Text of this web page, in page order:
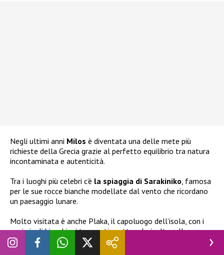
Negli ultimi anni Milos è diventata una delle mete più
richieste della Grecia grazie al perfetto equilibrio tra natura
incontaminata e autenticità.
Tra i luoghi più celebri c’è la spiaggia di Sarakiniko , famosa
per le sue rocce bianche modellate dal vento che ricordano
un paesaggio lunare.
Molto visitata è anche Plaka, il capoluogo dell’isola, con i
suoi vicoli bianchi e i tramonti spettacolari, oltre alla
suggestiva baia di Kleftiko, raggiungibile prevalentemente
via mare. I veri gioielli di Milos, però, restano i piccoli villaggi